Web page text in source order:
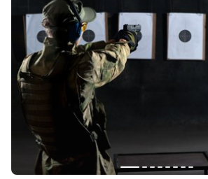
Masaż czekoladą
Masaż Karku